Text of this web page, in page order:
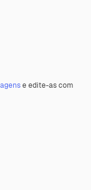
e edite-as com